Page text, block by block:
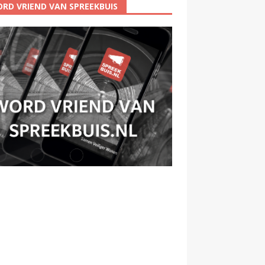
VRIEND VAN SPREEKBUIS